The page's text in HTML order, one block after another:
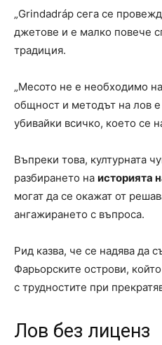
„Grindadráp сега се
джетове и е малко повече
традиция.
„Месото не е необходимо
общност и методът на лов
убивайки всичко, което се
Въпреки това, културната
разбирането на историята
могат да се окажат от
ангажирането с въпроса.
Рид казва, че се надява да
Фарьорските острови,
с трудностите при
Лов без лиценз